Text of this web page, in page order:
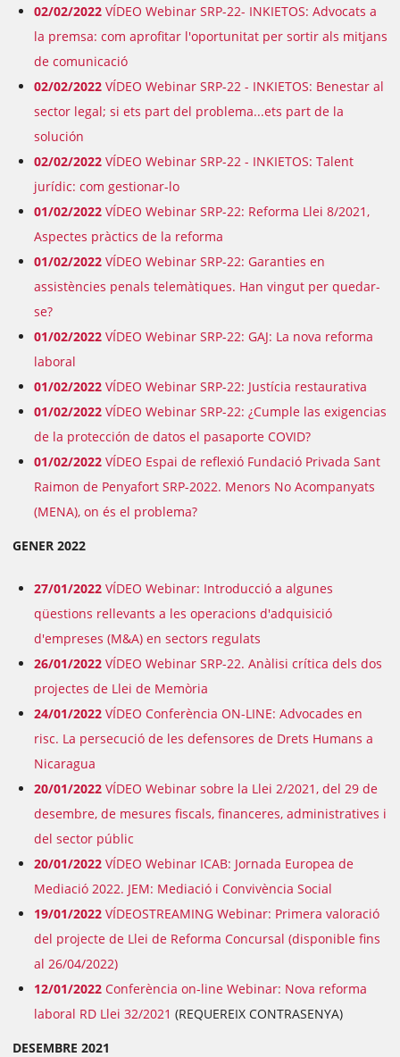
02/02/2022 VÍDEO Webinar SRP-22- INKIETOS: Advocats a
la premsa: com aprofitar l'oportunitat per sortir als mitjans
de comunicació
02/02/2022 VÍDEO Webinar SRP-22 - INKIETOS: Benestar al
sector legal; si ets part del problema...ets part de la
solución
02/02/2022 VÍDEO Webinar SRP-22 - INKIETOS: Talent
jurídic: com gestionar-lo
01/02/2022 VÍDEO Webinar SRP-22: Reforma Llei 8/2021,
Aspectes pràctics de la reforma
01/02/2022 VÍDEO Webinar SRP-22: Garanties en
assistències penals telemàtiques. Han vingut per quedar-
se?
01/02/2022 VÍDEO Webinar SRP-22: GAJ: La nova reforma
laboral
01/02/2022 VÍDEO Webinar SRP-22: Justícia restaurativa
01/02/2022 VÍDEO Webinar SRP-22: ¿Cumple las exigencias
de la protección de datos el pasaporte COVID?
01/02/2022 VÍDEO Espai de reflexió Fundació Privada Sant
Raimon de Penyafort SRP-2022. Menors No Acompanyats
(MENA), on és el problema?
GENER 2022
27/01/2022 VÍDEO Webinar: Introducció a algunes
qüestions rellevants a les operacions d'adquisició
d'empreses (M&A) en sectors regulats
26/01/2022 VÍDEO Webinar SRP-22. Anàlisi crítica dels dos
projectes de Llei de Memòria
24/01/2022 VÍDEO Conferència ON-LINE: Advocades en
risc. La persecució de les defensores de Drets Humans a
Nicaragua
20/01/2022 VÍDEO Webinar sobre la Llei 2/2021, del 29 de
desembre, de mesures fiscals, financeres, administratives i
del sector públic
20/01/2022 VÍDEO Webinar ICAB: Jornada Europea de
Mediació 2022. JEM: Mediació i Convivència Social
19/01/2022 VÍDEOSTREAMING Webinar: Primera valoració
del projecte de Llei de Reforma Concursal (disponible fins
al 26/04/2022)
12/01/2022 Conferència on-line Webinar: Nova reforma
laboral RD Llei 32/2021 (REQUEREIX CONTRASENYA)
DESEMBRE 2021